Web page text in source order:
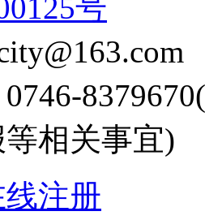
号
相关事宜)
注册